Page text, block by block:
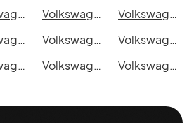
Volkswagen Golf GTI Performance i Östersund Volkswagen Golf GTI Performance i Borlänge
Volkswagen Golf GTI Performance i Kiruna
Volkswagen Golf GTI Performance i Oskarshamn Volkswagen Golf GTI Performance i Sigtuna
Volkswagen Golf GTI Performance i Skellefteå
Volkswagen Golf GTI Performance i Trollhättan Volkswagen Golf GTI Performance i Alingsås Volkswagen Golf GTI Performance i Båstad